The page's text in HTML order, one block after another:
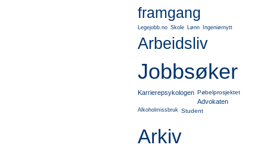
framgang
Legejobb.no Skole Lønn Ingeniørnytt
Arbeidsliv
Jobbsøker
Karrierepsykologen Pøbelprosjektet
Advokaten
Alkoholmissbruk Student
Arkiv